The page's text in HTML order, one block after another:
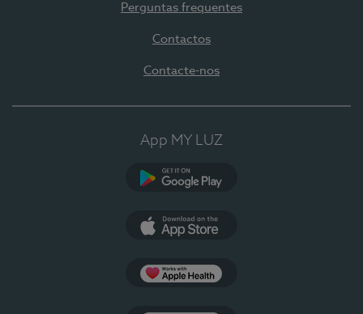
Perguntas frequentes
Contactos
Contacte-nos
App MY LUZ